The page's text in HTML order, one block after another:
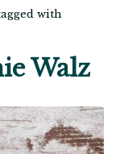
with
Walz